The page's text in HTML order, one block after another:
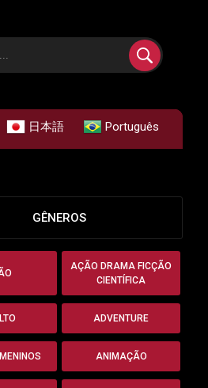
日本語 Português
GÊNEROS
AÇÃO DRAMA FICÇÃO
CIENTÍFICA
ADVENTURE
ANIMAÇÃO